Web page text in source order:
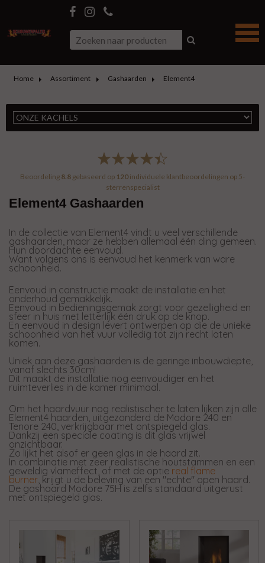
Home Assortiment Gashaarden Element4
Beoordeling 8.8 gebaseerd op 120individuele klantbeoordelingen op 5-
sterrenspecialist
Element4 Gashaarden
In de collectie van Element4 vindt u veel verschillende
gashaarden, maar ze hebben allemaal één ding gemeen.
Hun doordachte eenvoud.
Want volgens ons is eenvoud het kenmerk van ware
schoonheid.
Eenvoud in constructie maakt de installatie en het
onderhoud gemakkelijk.
Eenvoud in bedieningsgemak zorgt voor gezelligheid en
sfeer in huis met letterlijk één druk op de knop.
En eenvoud in design levert ontwerpen op die de unieke
schoonheid van het vuur volledig tot zijn recht laten
komen.
Uniek aan deze gashaarden is de geringe inbouwdiepte,
vanaf slechts 30cm!
Dit maakt de installatie nog eenvoudiger en het
ruimteverlies in de kamer minimaal.
Om het haardvuur nog realistischer te laten lijken zijn alle
Element4 haarden, uitgezonderd de Modore 240 en
Tenore 240, verkrijgbaar met ontspiegeld glas.
Dankzij een speciale coating is dit glas vrijwel
onzichtbaar.
Zo lijkt het alsof er geen glas in de haard zit.
In combinatie met zeer realistische houtstammen en een
geweldig vlameffect, of met de optie real flame
burner , krijgt u de beleving van een "echte" open haard.
De gashaard Modore 75H is zelfs standaard uitgerust
met ontspiegeld glas.